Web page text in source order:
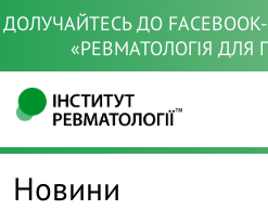
ДОЛУЧАЙТЕСЬ ДО
«РЕВМАТОЛОГІЯ ДЛЯ
Новини